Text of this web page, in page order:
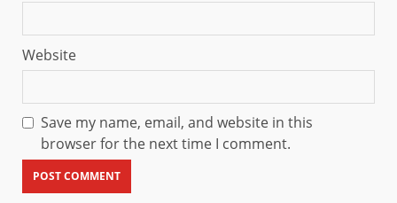
Website
Save my name, email, and website in this
browser for the next time I comment.